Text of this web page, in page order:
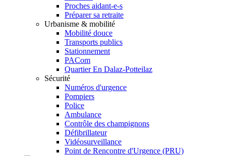
Proches aidant-e-s
Préparer sa retraite
Urbanisme & mobilité
Mobilité douce
Transports publics
Stationnement
PACom
Quartier En Dalaz-Potteilaz
Sécurité
Numéros d'urgence
Pompiers
Police
Ambulance
Contrôle des champignons
Défibrillateur
Vidéosurveillance
Point de Rencontre d'Urgence (PRU)